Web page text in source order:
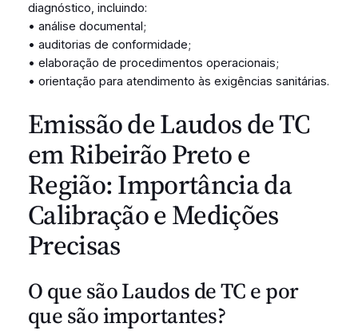
diagnóstico, incluindo:
• análise documental;
• auditorias de conformidade;
• elaboração de procedimentos operacionais;
• orientação para atendimento às exigências sanitárias.
Emissão de Laudos de TC
em Ribeirão Preto e
Região: Importância da
Calibração e Medições
Precisas
O que são Laudos de TC e por
que são importantes?